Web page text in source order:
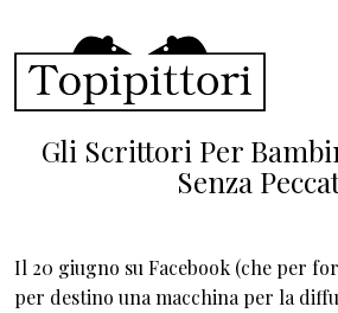
Gli Scrittori Per
Senza
Il 20 giugno su Facebook (che per
per destino una macchina per la